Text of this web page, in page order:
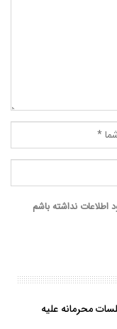
اطلاعات نداشته باشم
محرمانه علیه